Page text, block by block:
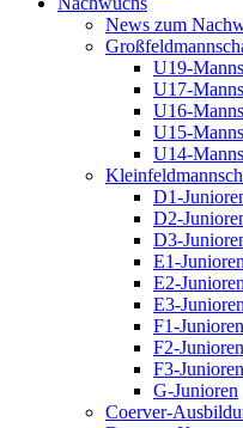
News zum
U19-
U17-
U16-
U15-
U14-
D1-
D2-
D3-
E1-Junioren
E2-Junioren
E3-Junioren
F1-Junioren
F2-Junioren
F3-Junioren
G-Junioren
Coerver-